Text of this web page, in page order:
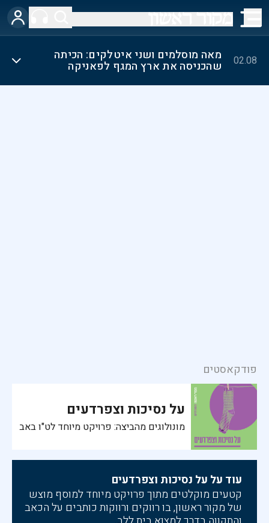
02.08 מאה מוסלמים ושני איטלקים: הכיתה
שהכניסה את ארץ המגף לפאניקה
פודקאסטים
על נסיכות וצפרדעים
מונולוגים מהביצה: פרויקט מיוחד לט"ו באב
עוד על על נסיכות וצפרדעים
קטעים מוקלטים מתוך פרויקט מיוחד למוסף מוצש
של מקור ראשון, בו רווקים ורווקות כותבים על הכאב